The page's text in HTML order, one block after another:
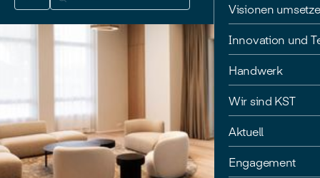
Visionen
Innovation und
Handwerk
Wir sind KST
Aktuell
Engagement